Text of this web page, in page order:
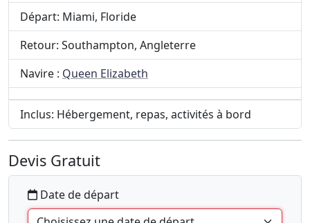
Départ: Miami, Floride
Retour: Southampton, Angleterre
Navire : Queen Elizabeth
Inclus: Hébergement, repas, activités à bord
Devis Gratuit
Date de départ